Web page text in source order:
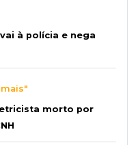
à polícia e nega
morto por